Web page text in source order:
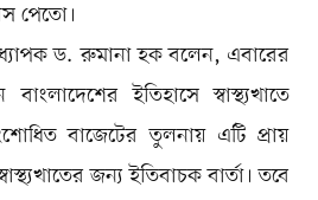
পেতো।
ড. রুমানা হক বলেন, এবারের
বাংলাদেশের ইতিহাসে স্বাস্থ্যখাতে
বাজেটের তুলনায় এটি প্রায়
জন্য ইতিবাচক বার্তা। তবে